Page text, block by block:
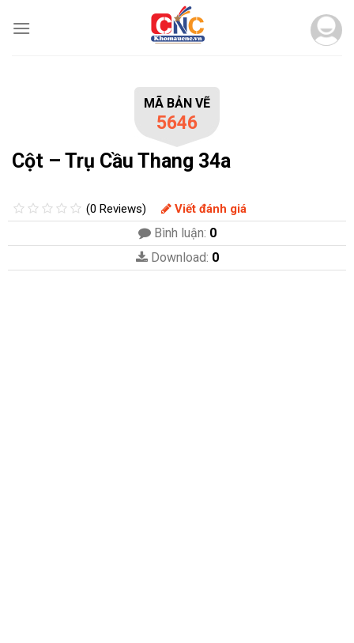
MÃ BẢN VẼ
5646
Cột – Trụ Cầu Thang 34a
(0 Reviews) Viết đánh giá
Bình luận: 0
Download: 0